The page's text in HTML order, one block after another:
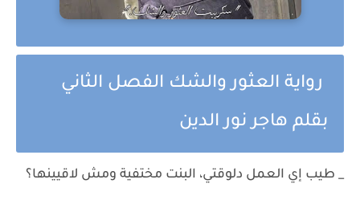
رواية العثور والشك الفصل الثاني
بقلم هاجر نور الدين
_ طيب إي العمل دلوقتي، البنت مختفية ومش لاقيينها؟